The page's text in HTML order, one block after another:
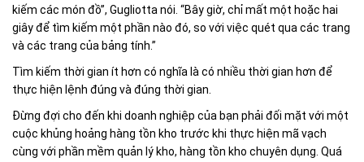
kiếm các món đồ”, Gugliotta nói. “Bây giờ, chỉ mất một hoặc hai
giây để tìm kiếm một phần nào đó, so với việc quét qua các trang
và các trang của bảng tính.”
Tìm kiếm thời gian ít hơn có nghĩa là có nhiều thời gian hơn để
thực hiện lệnh đúng và đúng thời gian.
Đừng đợi cho đến khi doanh nghiệp của bạn phải đối mặt với một
cuộc khủng hoảng hàng tồn kho trước khi thực hiện mã vạch
cùng với phần mềm quản lý kho, hàng tồn kho chuyên dụng. Quá